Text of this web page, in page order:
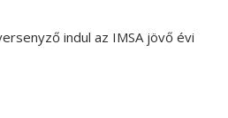
indul az IMSA jövő évi